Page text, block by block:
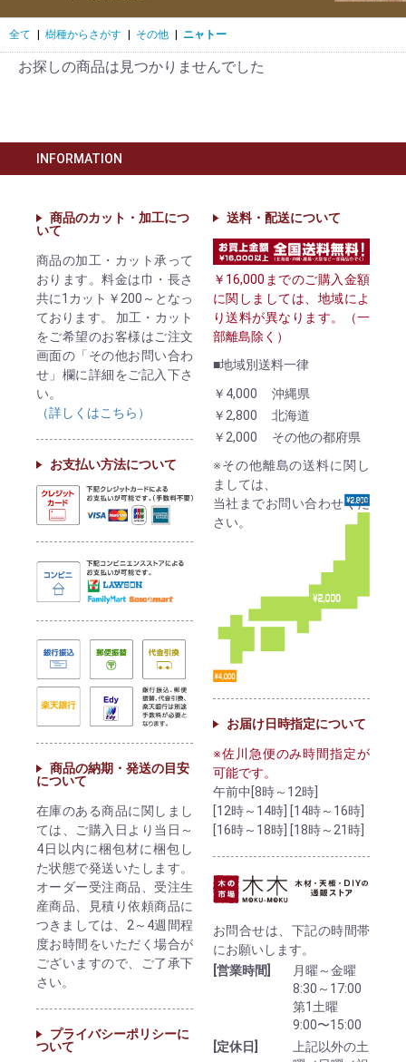
全て 樹種からさがす その他 ニャトー
お探しの商品は見つかりませんでした
INFORMATION
商品のカット・加工につ
いて
商品の加工・カット承って
おります。料金は巾・長さ
共に1カット￥200～となっ
ております。 加工・カット
をご希望のお客様はご注文
画面の「その他お問い合わ
せ」欄に詳細をご記入下さ
い。
（詳しくはこちら）
お支払い方法について
商品の納期・発送の目安
について
在庫のある商品に関しまし
ては、ご購入日より当日～
4日以内に梱包材に梱包し
た状態で発送いたします。
オーダー受注商品、受注生
産商品、見積り依頼商品に
つきましては、2～4週間程
度お時間をいただく場合が
ございますので、ご了承下
さい。
プライバシーポリシーに
ついて
送料・配送について
￥16,000までのご購入金額
に関しましては、地域によ
り送料が異なります。（一
部離島除く）
■地域別送料一律
￥4,000
沖縄県
￥2,800
北海道
￥2,000
その他の都府県
※その他離島の送料に関し
ましては、
当社までお問い合わせくだ
さい。
お届け日時指定について
※佐川急便のみ時間指定が
可能です。
午前中[8時～12時]
[12時～14時] [14時～16時]
[16時～18時] [18時～21時]
お問合せは、下記の時間帯
にお願いします。
[営業時間]
月曜～金曜
8:30～17:00
第1土曜
9:00〜15:00
[定休日]
上記以外の土